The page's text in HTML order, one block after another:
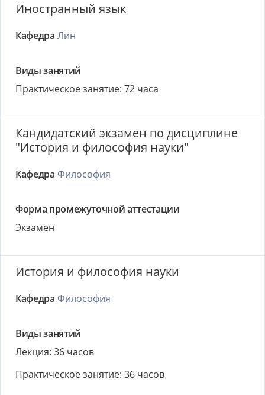
Иностранный язык
Кафедра Лин
Виды занятий
Практическое занятие: 72 часа
Кандидатский экзамен по дисциплине
"История и философия науки"
Кафедра Философия
Форма промежуточной аттестации
Экзамен
История и философия науки
Кафедра Философия
Виды занятий
Лекция: 36 часов
Практическое занятие: 36 часов